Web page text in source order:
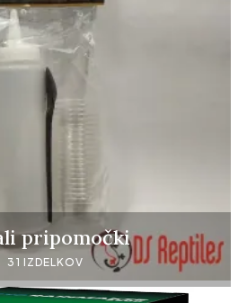
pripomočki
31 IZDELKOV